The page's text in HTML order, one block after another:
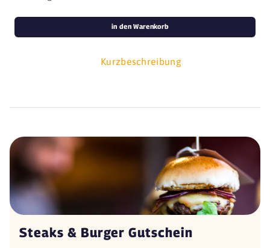
Kurzbeschreibung
in den Warenkorb
Steaks & Burger Gutschein